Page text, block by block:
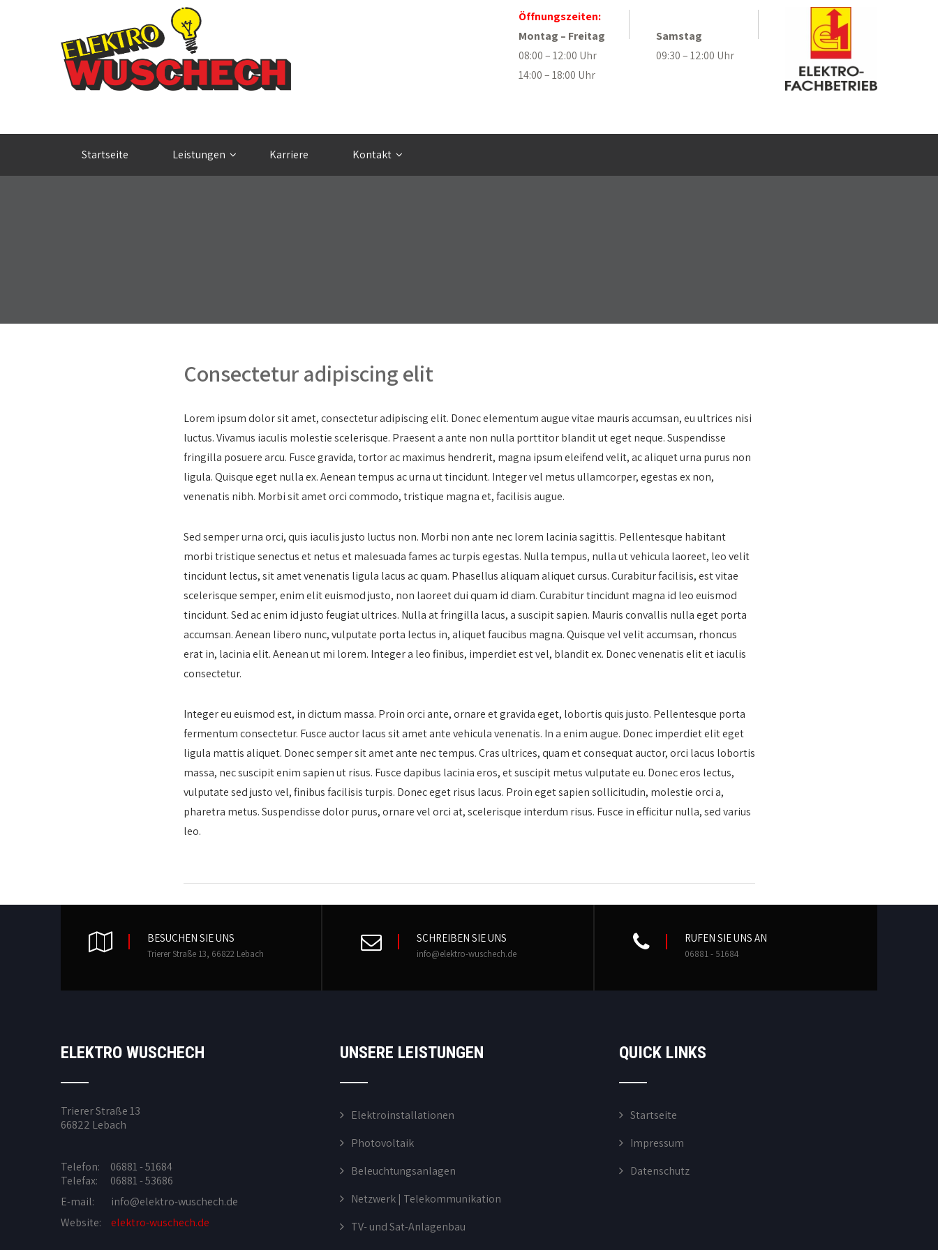
Öffnungszeiten:
Montag – Freitag
08:00 – 12:00 Uhr
14:00 – 18:00 Uhr
Samstag
09:30 – 12:00 Uhr
Startseite Leistungen Karriere Kontakt
Consectetur adipiscing elit
Lorem ipsum dolor sit amet, consectetur adipiscing elit. Donec elementum augue vitae mauris accumsan, eu ultrices nisi
luctus. Vivamus iaculis molestie scelerisque. Praesent a ante non nulla porttitor blandit ut eget neque. Suspendisse
fringilla posuere arcu. Fusce gravida, tortor ac maximus hendrerit, magna ipsum eleifend velit, ac aliquet urna purus non
ligula. Quisque eget nulla ex. Aenean tempus ac urna ut tincidunt. Integer vel metus ullamcorper, egestas ex non,
venenatis nibh. Morbi sit amet orci commodo, tristique magna et, facilisis augue.
Sed semper urna orci, quis iaculis justo luctus non. Morbi non ante nec lorem lacinia sagittis. Pellentesque habitant
morbi tristique senectus et netus et malesuada fames ac turpis egestas. Nulla tempus, nulla ut vehicula laoreet, leo velit
tincidunt lectus, sit amet venenatis ligula lacus ac quam. Phasellus aliquam aliquet cursus. Curabitur facilisis, est vitae
scelerisque semper, enim elit euismod justo, non laoreet dui quam id diam. Curabitur tincidunt magna id leo euismod
tincidunt. Sed ac enim id justo feugiat ultrices. Nulla at fringilla lacus, a suscipit sapien. Mauris convallis nulla eget porta
accumsan. Aenean libero nunc, vulputate porta lectus in, aliquet faucibus magna. Quisque vel velit accumsan, rhoncus
erat in, lacinia elit. Aenean ut mi lorem. Integer a leo finibus, imperdiet est vel, blandit ex. Donec venenatis elit et iaculis
consectetur.
Integer eu euismod est, in dictum massa. Proin orci ante, ornare et gravida eget, lobortis quis justo. Pellentesque porta
fermentum consectetur. Fusce auctor lacus sit amet ante vehicula venenatis. In a enim augue. Donec imperdiet elit eget
ligula mattis aliquet. Donec semper sit amet ante nec tempus. Cras ultrices, quam et consequat auctor, orci lacus lobortis
massa, nec suscipit enim sapien ut risus. Fusce dapibus lacinia eros, et suscipit metus vulputate eu. Donec eros lectus,
vulputate sed justo vel, finibus facilisis turpis. Donec eget risus lacus. Proin eget sapien sollicitudin, molestie orci a,
pharetra metus. Suspendisse dolor purus, ornare vel orci at, scelerisque interdum risus. Fusce in efficitur nulla, sed varius
leo.
BESUCHEN SIE UNS
Trierer Straße 13, 66822 Lebach
SCHREIBEN SIE UNS
info@elektro-wuschech.de
RUFEN SIE UNS AN
06881 - 51684
ELEKTRO WUSCHECH
Trierer Straße 13
66822 Lebach
Telefon: 06881 - 51684
Telefax: 06881 - 53686
E-mail:
info@elektro-wuschech.de
Website:
elektro-wuschech.de
UNSERE LEISTUNGEN
Elektroinstallationen
Photovoltaik
Beleuchtungsanlagen
Netzwerk | Telekommunikation
TV- und Sat-Anlagenbau
QUICK LINKS
Startseite
Impressum
Datenschutz